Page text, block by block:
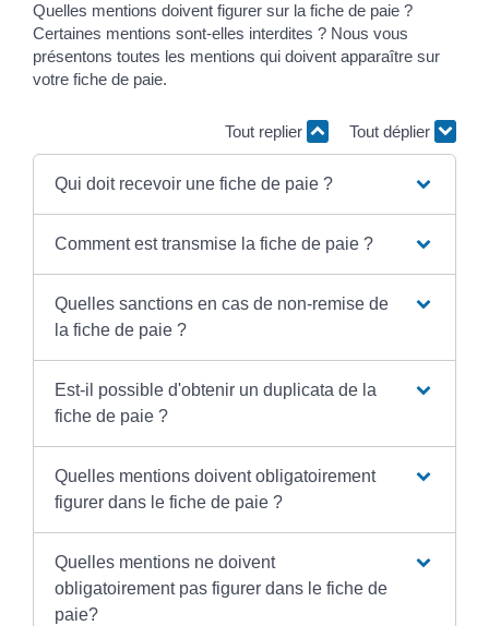
Quelles mentions doivent figurer sur la fiche de paie ?
Certaines mentions sont-elles interdites ? Nous vous
présentons toutes les mentions qui doivent apparaître sur
votre fiche de paie.
Tout replier Tout déplier
Qui doit recevoir une fiche de paie ?
Comment est transmise la fiche de paie ?
Quelles sanctions en cas de non-remise de
la fiche de paie ?
Est-il possible d'obtenir un duplicata de la
fiche de paie ?
Quelles mentions doivent obligatoirement
figurer dans le fiche de paie ?
Quelles mentions ne doivent
obligatoirement pas figurer dans le fiche de
paie?